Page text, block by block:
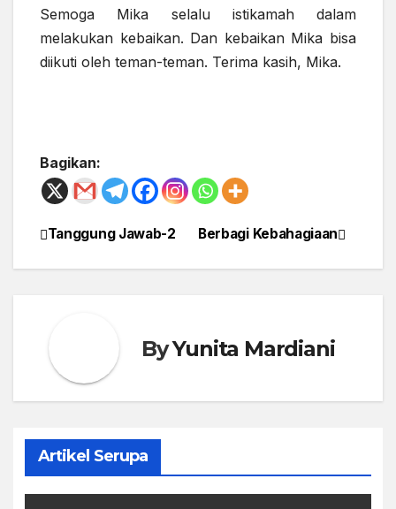
Semoga Mika selalu istikamah dalam
melakukan kebaikan. Dan kebaikan Mika bisa
diikuti oleh teman-teman. Terima kasih, Mika.
Bagikan:
Post
navigation
Berbagi Kebahagiaan
Tanggung Jawab-2
ByYunita Mardiani
Artikel Serupa